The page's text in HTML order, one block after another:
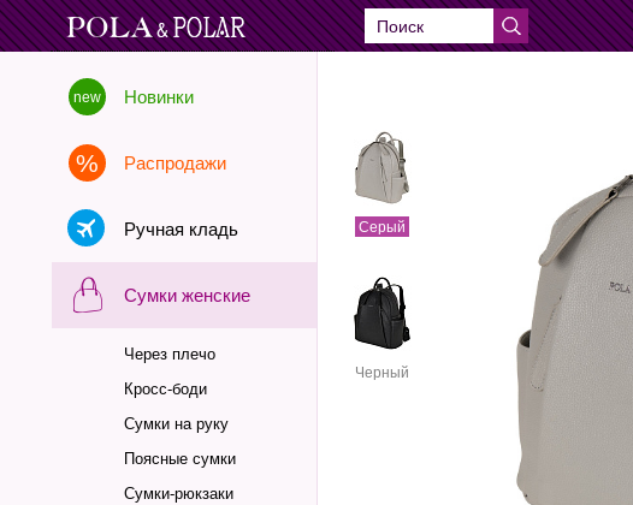
Новинки
Распродажи
Ручная кладь
Сумки женские
Через плечо
Кросс-боди
Сумки на руку
Поясные сумки
Сумки-рюкзаки
Серый
Черный